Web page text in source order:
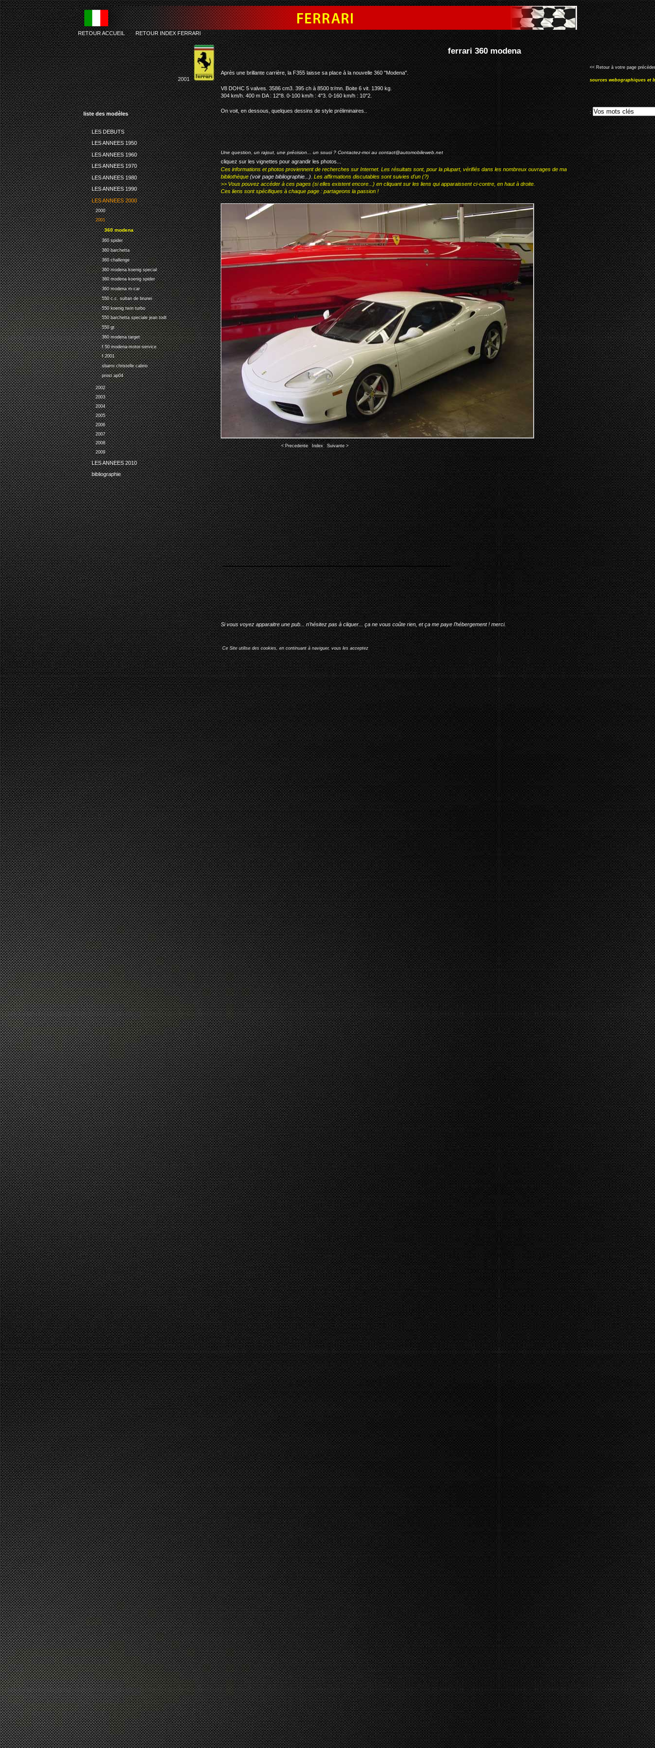
liste des modèles
LES DEBUTS
LES ANNEES 1950
LES ANNEES 1960
LES ANNEES 1970
LES ANNEES 1980
LES ANNEES 1990
LES ANNEES 2000
2000
2001
360 modena
360 spider
360 barchetta
360 challenge
360 modena koenig special
360 modena koenig spider
360 modena m-car
550 c.c. sultan de brunei
550 koenig twin turbo
550 barchetta speciale jean todt
550 gt
360 modena target
f 50 modena-motor-service
f 2001
sbarro christelle cabrio
prost ap04
2002
2003
2004
2005
2006
2007
2008
2009
LES ANNEES 2010
bibliographie
ferrari 360 modena
RETOUR ACCUEIL-RETOUR INDEX FERRARI
2001
Après une brillante carrière, la F355 laisse sa place à la nouvelle 360 "Modena".
V8 DOHC 5 valves. 3586 cm3. 395 ch à 8500 tr/mn. Boite 6 vit. 1390 kg.
304 km/h. 400 m DA : 12"8. 0-100 km/h : 4"3. 0-160 km/h : 10"2.
On voit, en dessous, quelques dessins de style préliminaires..
Une question, un rajout, une précision... un souci ? Contactez-moi aucontact@automobileweb.net
cliquez sur les vignettes pour agrandir les photos...
Ces informations et photos proviennent de recherches sur Internet. Les résultats sont, pour la plupart, vérifiés dans les nombreux ouvrages de ma
bibliothèque(voir page bibliographie...). Les affirmations discutables sont suivies d'un (?)
>> Vous pouvez accéder à ces pages (si elles existent encore...) en cliquant sur les liens qui apparaissent ci-contre, en haut à droite.
Ces liens sont spécifiques à chaque page : partageons la passion !
Image 21 of 29
< Precedente|Index|Suivante >
Si vous voyez apparaitre une pub... n'hésitez pas à cliquer... ça ne vous coûte rien, et ça me paye l'hébergement ! merci.
Ce Site utilise des cookies, en continuant à naviguer, vous les acceptez
<< Retour à votre page
sources webographiques et
: